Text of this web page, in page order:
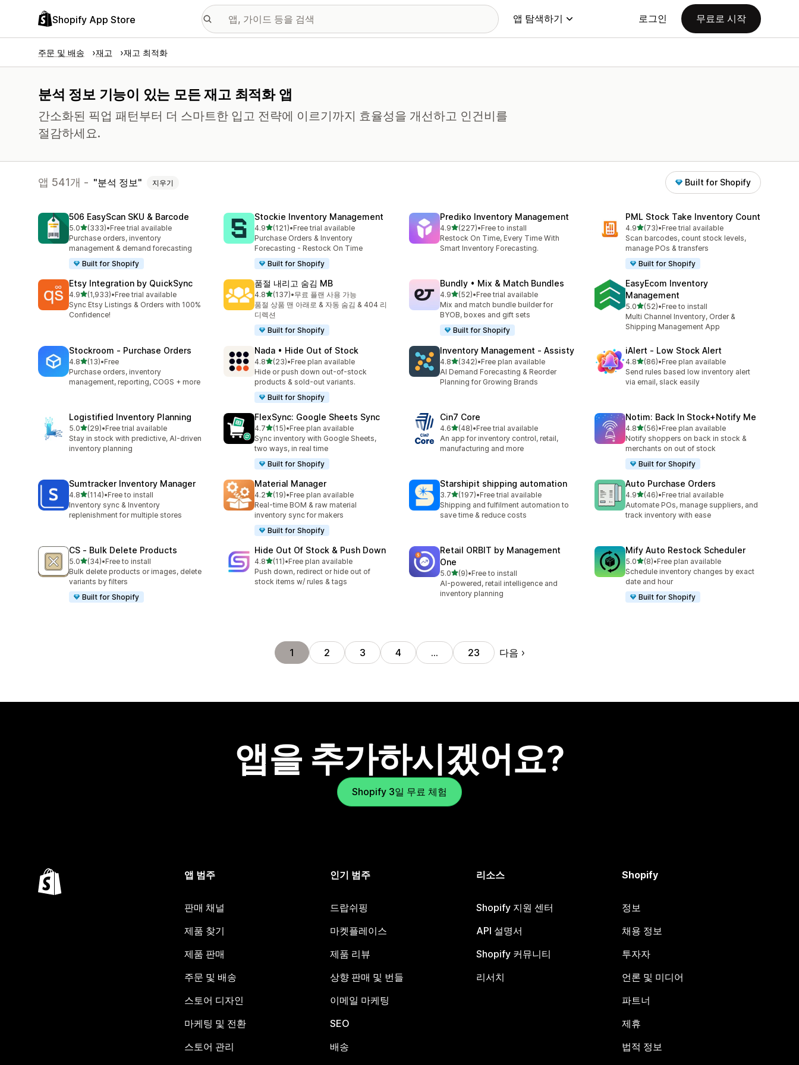
Shopify App Store 앱 탐색하기 로그인 무료로 시작
주문 및 배송 재고 재고 최적화
분석 정보 기능이 있는 모든 재고 최적화 앱
간소화된 픽업 패턴부터 더 스마트한 입고 전략에 이르기까지 효율성을 개선하고 인건비를
절감하세요.
앱 541개 - 분석 정보 지우기 Built for Shopify
506 EasyScan SKU & Barcode
5.0별 5개 중
(333)
총 리뷰 333개
•Free trial available
Purchase orders, inventory
management & demand forecasting
Built for Shopify
Stockie Inventory Management
4.9별 5개 중
(121)
총 리뷰 121개
•Free trial available
Purchase Orders & Inventory
Forecasting - Restock On Time
Built for Shopify
Prediko Inventory Management
4.9별 5개 중
(227)
총 리뷰 227개
•Free to install
Restock On Time, Every Time With
Smart Inventory Forecasting.
PML Stock Take Inventory Count
4.9별 5개 중
(73)
총 리뷰 73개
•Free trial available
Scan barcodes, count stock levels,
manage POs & transfers
Built for Shopify
Etsy Integration by QuickSync
4.9별 5개 중
(1,933)
총 리뷰 1933개
•Free trial available
Sync Etsy Listings & Orders with 100%
Confidence!
품절 내리고 숨김 MB
4.8별 5개 중
(137)
총 리뷰 137개
•무료 플랜 사용 가능
품절 상품 맨 아래로 & 자동 숨김 & 404 리
디렉션
Built for Shopify
Bundly • Mix & Match Bundles
4.9별 5개 중
(52)
총 리뷰 52개
•Free trial available
Mix and match bundle builder for
BYOB, boxes and gift sets
Built for Shopify
EasyEcom Inventory
Management
5.0별 5개 중
(52)
총 리뷰 52개
•Free to install
Multi Channel Inventory, Order &
Shipping Management App
Stockroom ‑ Purchase Orders
4.8별 5개 중
(13)
총 리뷰 13개
•Free
Purchase orders, inventory
management, reporting, COGS + more
Nada • Hide Out of Stock
4.8별 5개 중
(23)
총 리뷰 23개
•Free plan available
Hide or push down out-of-stock
products & sold-out variants.
Built for Shopify
Inventory Management ‑ Assisty
4.8별 5개 중
(342)
총 리뷰 342개
•Free plan available
AI Demand Forecasting & Reorder
Planning for Growing Brands
iAlert ‑ Low Stock Alert
4.8별 5개 중
(86)
총 리뷰 86개
•Free plan available
Send rules based low inventory alert
via email, slack easily
Logistified Inventory Planning
5.0별 5개 중
(29)
총 리뷰 29개
•Free trial available
Stay in stock with predictive, AI-driven
inventory planning
FlexSync: Google Sheets Sync
4.7별 5개 중
(15)
총 리뷰 15개
•Free plan available
Sync inventory with Google Sheets,
two ways, in real time
Built for Shopify
Cin7 Core
4.6별 5개 중
(48)
총 리뷰 48개
•Free trial available
An app for inventory control, retail,
manufacturing and more
Notim: Back In Stock+Notify Me
4.8별 5개 중
(56)
총 리뷰 56개
•Free plan available
Notify shoppers on back in stock &
merchants on out of stock
Built for Shopify
Sumtracker Inventory Manager
4.8별 5개 중
(114)
총 리뷰 114개
•Free to install
Inventory sync & Inventory
replenishment for multiple stores
Material Manager
4.2별 5개 중
(19)
총 리뷰 19개
•Free plan available
Real-time BOM & raw material
inventory sync for makers
Built for Shopify
Starshipit shipping automation
3.7별 5개 중
(197)
총 리뷰 197개
•Free trial available
Shipping and fulfilment automation to
save time & reduce costs
Auto Purchase Orders
4.9별 5개 중
(46)
총 리뷰 46개
•Free trial available
Automate POs, manage suppliers, and
track inventory with ease
CS ‑ Bulk Delete Products
5.0별 5개 중
(34)
총 리뷰 34개
•Free to install
Bulk delete products or images, delete
variants by filters
Built for Shopify
Hide Out Of Stock & Push Down
4.8별 5개 중
(11)
총 리뷰 11개
•Free plan available
Push down, redirect or hide out of
stock items w/ rules & tags
Retail ORBIT by Management
One
5.0별 5개 중
(9)
총 리뷰 9개
•Free to install
AI-powered, retail intelligence and
inventory planning
Mify Auto Restock Scheduler
5.0별 5개 중
(8)
총 리뷰 8개
•Free plan available
Schedule inventory changes by exact
date and hour
Built for Shopify
1 2 3 4 … 23 다음
앱을 추가하시겠어요?
Shopify 3일 무료 체험
앱 범주
판매 채널
제품 찾기
제품 판매
주문 및 배송
스토어 디자인
마케팅 및 전환
스토어 관리
인기 범주
드랍쉬핑
마켓플레이스
제품 리뷰
상향 판매 및 번들
이메일 마케팅
SEO
배송
리소스
Shopify 지원 센터
API 설명서
Shopify 커뮤니티
리서치
Shopify
정보
채용 정보
투자자
언론 및 미디어
파트너
제휴
법적 정보